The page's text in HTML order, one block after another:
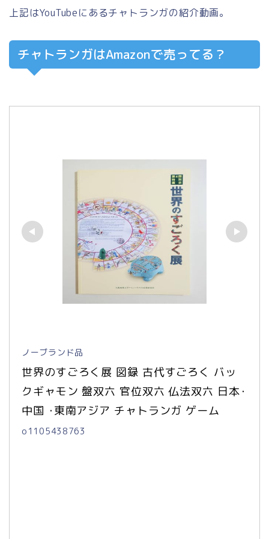
上記はYouTubeにあるチャトランガの紹介動画。
チャトランガはAmazonで売ってる？
ノーブランド品
世界のすごろく展 図録 古代すごろく バッ
クギャモン 盤双六 官位双六 仏法双六 日本･
中国 ･東南アジア チャトランガ ゲーム
o1105438763